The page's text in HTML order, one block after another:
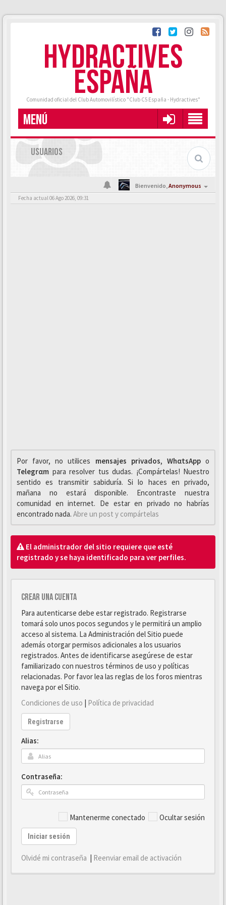
HYDRACTIVES
ESPAÑA
Comunidad oficial del Club Automovilístico "Club C5 España - Hydractives"
MENÚ
USUARIOS
Bienvenido,Anonymous
Fecha actual 06 Ago 2026, 09:31
Por favor, no utilices mensajes privados, WhαtsAppo
Telegrαm para resolver tus dudas. ¡Compártelas! Nuestro
sentido es transmitir sabiduría. Si lo haces en privado,
mañana no estará disponible. Encontraste nuestra
comunidad en internet. De estar en privado no habrías
encontrado nada. Abre un post y compártelas
El administrador del sitio requiere que esté
registrado y se haya identificado para ver perfiles.
Crear una cuenta
Para autenticarse debe estar registrado. Registrarse
tomará solo unos pocos segundos y le permitirá un amplio
acceso al sistema. La Administración del Sitio puede
además otorgar permisos adicionales a los usuarios
registrados. Antes de identificarse asegúrese de estar
familiarizado con nuestros términos de uso y políticas
relacionadas. Por favor lea las reglas de los foros mientras
navega por el Sitio.
Condiciones de uso | Política de privacidad
Registrarse
Alias:
Contraseña:
Mantenerme conectado Ocultar sesión
Iniciar sesión
Olvidé mi contraseña | Reenviar email de activación